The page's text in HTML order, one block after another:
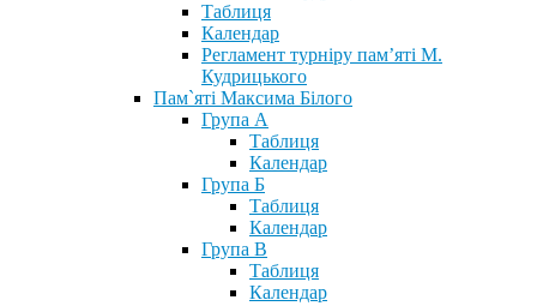
Таблиця
Календар
Регламент турніру пам’яті М.
Кудрицького
Пам`яті Максима Білого
Група А
Таблиця
Календар
Група Б
Таблиця
Календар
Група В
Таблиця
Календар